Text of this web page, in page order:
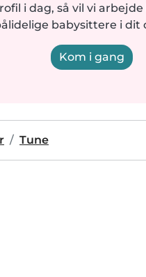
i dag, så vil vi
babysittere i dit
Kom i gang
Tune